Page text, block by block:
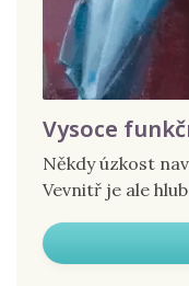
Vysoce
Někdy úzkost
Vevnitř je ale